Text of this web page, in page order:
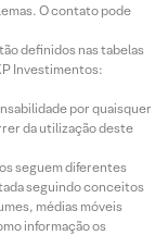
O contato pode
definidos nas tabelas
Investimentos:
por quaisquer
da utilização deste
seguem diferentes
seguindo conceitos
médias móveis
informação os